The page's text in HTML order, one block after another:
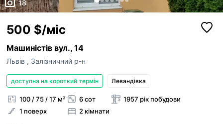
18
500 $/міс
Машиністів вул., 14
Львів , Залізничний р-н
доступна на короткий термін Левандівка
100 / 75 / 17 м²
1 поверх
6 сот
2 кімнати
1957 рік побудови